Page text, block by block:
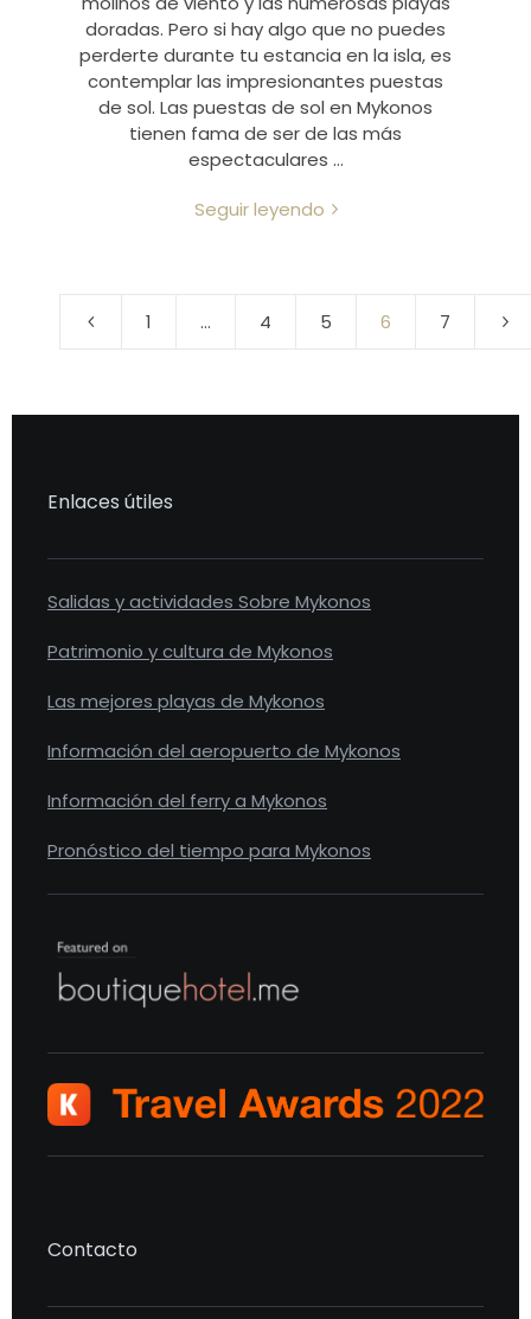
doradas. Pero si hay algo que no puedes
perderte durante tu estancia en la isla, es
contemplar las impresionantes puestas
de sol. Las puestas de sol en Mykonos
tienen fama de ser de las más
espectaculares …
Seguir leyendo
1 … 4 5 6 7
Enlaces útiles
Salidas y actividades Sobre Mykonos
Patrimonio y cultura de Mykonos
Las mejores playas de Mykonos
Información del aeropuerto de Mykonos
Información del ferry a Mykonos
Pronóstico del tiempo para Mykonos
Contacto